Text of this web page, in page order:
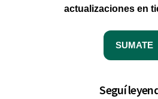
actualizaciones en
SUMATE
Seguí